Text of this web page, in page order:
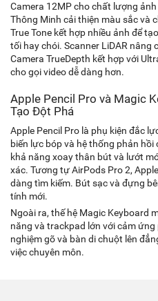
Camera 12MP cho chất lượng
Thông Minh cải thiện màu sắc và
True Tone kết hợp nhiều ảnh để
tối hay chói. Scanner LiDAR nâng
Camera TrueDepth kết hợp với
cho gọi video dễ dàng hơn.
Apple Pencil Pro và Magic
Tạo Đột Phá
Apple Pencil Pro là phụ kiện đắc
biến lực bóp và hệ thống phản
khả năng xoay thân bút và lướt
xác. Tương tự AirPods Pro 2,
dàng tìm kiếm. Bút sạc và đựng
tính mới.
Ngoài ra, thế hệ Magic Keyboard
năng và trackpad lớn với cảm
nghiệm gõ và bàn di chuột lên
việc chuyên môn.